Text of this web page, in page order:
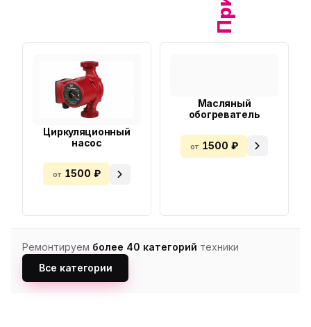
Циркуляционный
насос
от 1500 ₽
Масляный
обогреватель
от 1500 ₽
Ремонтируем более 40 категорий техники
Все категории